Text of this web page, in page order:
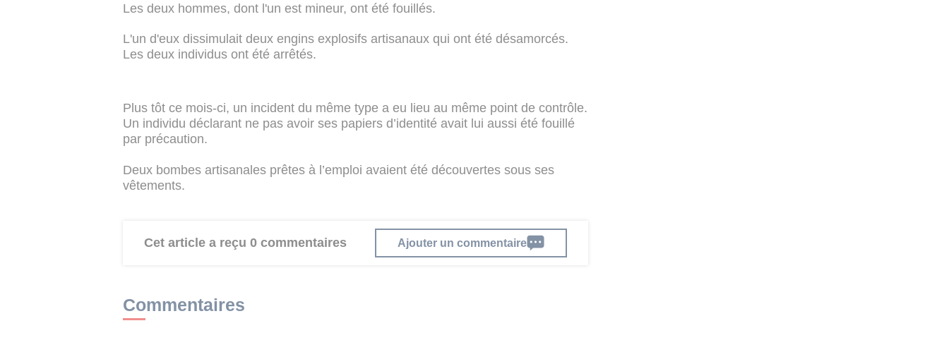
Les deux hommes, dont l'un est mineur, ont été fouillés.
L'un d'eux dissimulait deux engins explosifs artisanaux qui ont été désamorcés.
Les deux individus ont été arrêtés.
Plus tôt ce mois-ci, un incident du même type a eu lieu au même point de contrôle.
Un individu déclarant ne pas avoir ses papiers d’identité avait lui aussi été fouillé
par précaution.
Deux bombes artisanales prêtes à l’emploi avaient été découvertes sous ses
vêtements.
Cet article a reçu 0 commentaires Ajouter un commentaire
Commentaires